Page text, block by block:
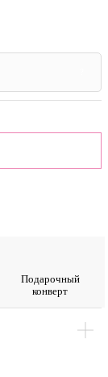
Подарочный
конверт